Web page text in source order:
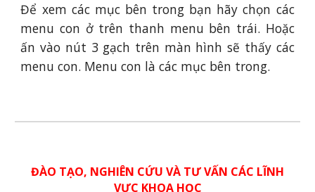
Để xem các mục bên trong bạn hãy chọn các
menu con ở trên thanh menu bên trái. Hoặc
ấn vào nút 3 gạch trên màn hình sẽ thấy các
menu con. Menu con là các mục bên trong.
ĐÀO TẠO, NGHIÊN CỨU VÀ TƯ VẤN CÁC LĨNH
VỰC KHOA HỌC